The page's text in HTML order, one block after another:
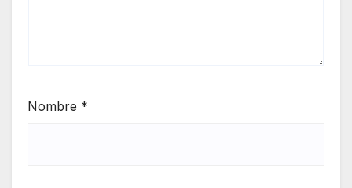
Nombre *